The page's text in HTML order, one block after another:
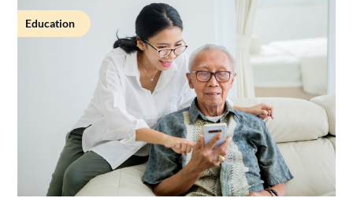
Education